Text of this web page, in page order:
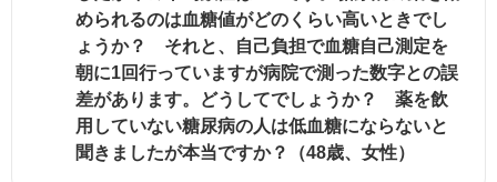
められるのは血糖値がどのくらい高いときでし
ょうか？ それと、自己負担で血糖自己測定を
朝に1回行っていますが病院で測った数字との誤
差があります。どうしてでしょうか？ 薬を飲
用していない糖尿病の人は低血糖にならないと
聞きましたが本当ですか？（48歳、女性）